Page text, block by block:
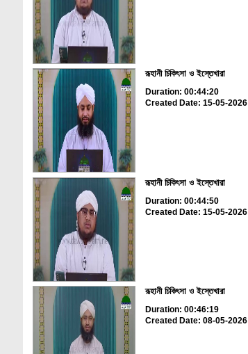
রূহানী চিকিৎসা ও ইস্তেখারা
Duration: 00:44:20
Created Date: 15-05-2026
রূহানী চিকিৎসা ও ইস্তেখারা
Duration: 00:44:50
Created Date: 15-05-2026
রূহানী চিকিৎসা ও ইস্তেখারা
Duration: 00:46:19
Created Date: 08-05-2026